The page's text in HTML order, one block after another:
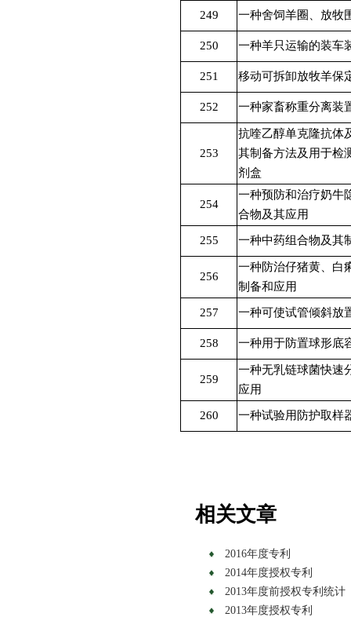
249 一种舍饲羊圈、放牧
250 一种羊只运输的装车
251 移动可拆卸放牧羊保
252 一种家畜称重分离装
253
抗喹乙醇单克隆抗体
其制备方法及用于检
剂盒
254
一种预防和治疗奶牛
合物及其应用
255 一种中药组合物及其
256
一种防治仔猪黄、白
制备和应用
257 一种可使试管倾斜放
258 一种用于防置球形底
259
一种无乳链球菌快速
应用
260 一种试验用防护取样
相关文章
2016年度专利
2014年度授权专利
2013年度前授权专利统计
2013年度授权专利